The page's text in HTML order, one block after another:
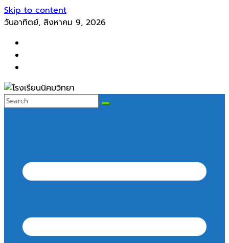
Skip to content
วันอาทิตย์, สิงหาคม 9, 2026